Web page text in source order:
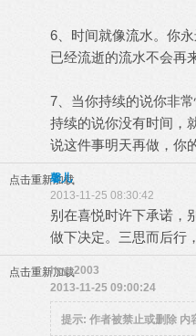
6、时间就像流水。你
已经流逝的流水不会再
7、当你持续的说你非
持续的说你没有时间，
说这件事明天再做，你
点击重新加载
馨儿
2013-11-25 08:30:42
别在喜悦时许下承诺，
做下决定。三思而后行
点击重新加载hzyz2003
2013-11-25 09:00:24
提示: 作者被禁止或删除 内